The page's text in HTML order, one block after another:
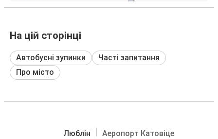
На цій сторінці
Автобусні зупинки
Часті запитання
Про місто
Люблін Аеропорт Катовіце